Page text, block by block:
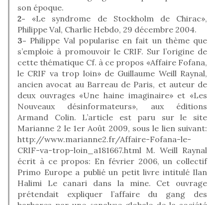
son époque.
2- «Le syndrome de Stockholm de Chirac»,
Philippe Val, Charlie Hebdo, 29 décembre 2004.
3- Philippe Val popularise en fait un thème que
s’emploie à promouvoir le CRIF. Sur l’origine de
cette thématique Cf. à ce propos «Affaire Fofana,
le CRIF va trop loin» de Guillaume Weill Raynal,
ancien avocat au Barreau de Paris, et auteur de
deux ouvrages «Une haine imaginaire» et «Les
Nouveaux désinformateurs», aux éditions
Armand Colin. L’article est paru sur le site
Marianne 2 le 1er Août 2009, sous le lien suivant:
http://www.marianne2.fr/Affaire-Fofana-le-
CRIF-va-trop-loin_a181667.html M. Weill Raynal
écrit à ce propos: En février 2006, un collectif
Primo Europe a publié un petit livre intitulé Ilan
Halimi Le canari dans la mine. Cet ouvrage
prétendait expliquer l’affaire du gang des